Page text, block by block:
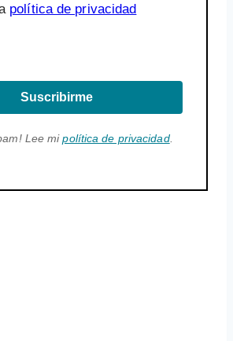
política de privacidad
Suscribirme
Lee mipolítica de privacidad.